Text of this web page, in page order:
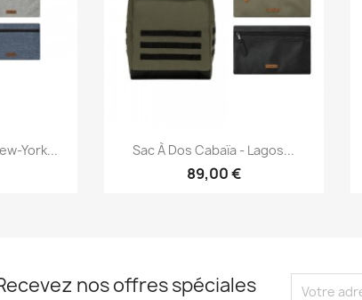
York... Aperçu rapide
Sac À Dos Cabaïa - Lagos...
89,00 €
nos offres spéciales